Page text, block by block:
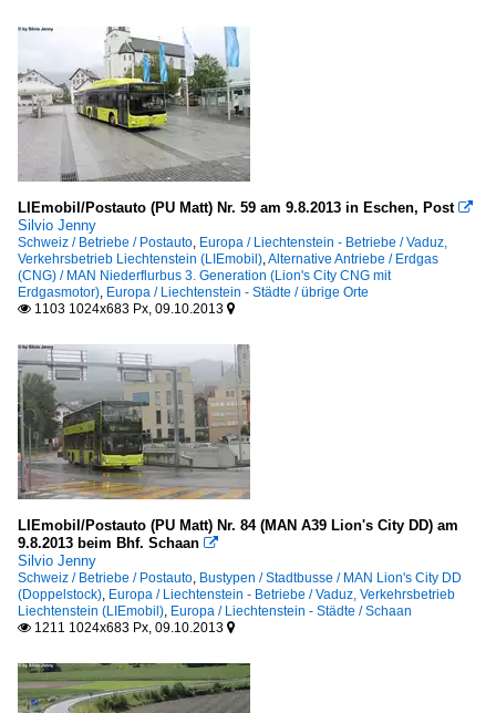
LIEmobil/Postauto (PU Matt) Nr. 59 am 9.8.2013 in Eschen, Post 
Silvio Jenny
Schweiz / Betriebe / Postauto, Europa / Liechtenstein - Betriebe / Vaduz,
Verkehrsbetrieb Liechtenstein (LIEmobil),Alternative Antriebe / Erdgas
(CNG) / MAN Niederflurbus 3. Generation (Lion's City CNG mit
Erdgasmotor), Europa / Liechtenstein - Städte / übrige Orte
 1103 1024x683 Px, 09.10.2013 
LIEmobil/Postauto (PU Matt) Nr. 84 (MAN A39 Lion's City DD) am
9.8.2013 beim Bhf. Schaan 
Silvio Jenny
Schweiz / Betriebe / Postauto, Bustypen / Stadtbusse / MAN Lion's City DD
(Doppelstock), Europa / Liechtenstein - Betriebe / Vaduz, Verkehrsbetrieb
Liechtenstein (LIEmobil), Europa / Liechtenstein - Städte / Schaan
 1211 1024x683 Px, 09.10.2013 